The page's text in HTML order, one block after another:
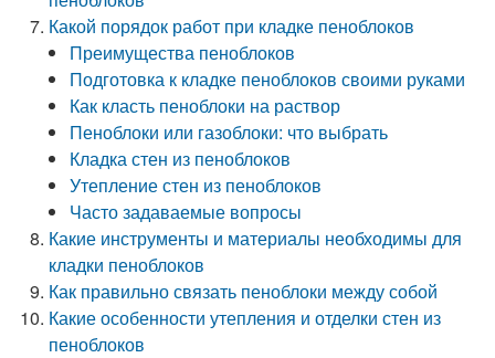
Какой порядок работ при кладке пеноблоков
Преимущества пеноблоков
Подготовка к кладке пеноблоков своими руками
Как класть пеноблоки на раствор
Пеноблоки или газоблоки: что выбрать
Кладка стен из пеноблоков
Утепление стен из пеноблоков
Часто задаваемые вопросы
Какие инструменты и материалы необходимы для
кладки пеноблоков
Как правильно связать пеноблоки между собой
Какие особенности утепления и отделки стен из
пеноблоков